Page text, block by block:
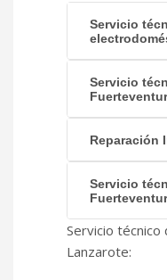
Servicio
Servicio
Reparación
Servicio
Servicio
Lanzarote: